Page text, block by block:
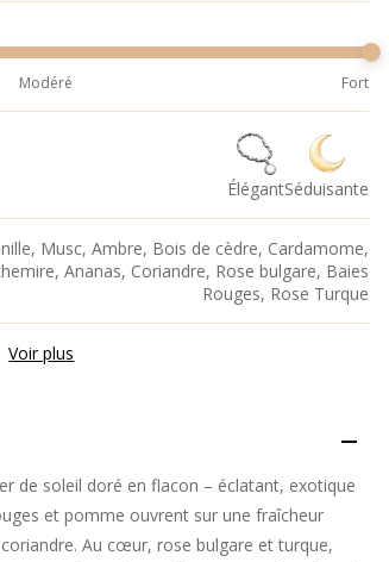
Modéré Fort
ÉlégantSéduisante
Musc, Ambre, Bois de cèdre, Cardamome,
Ananas, Coriandre, Rose bulgare, Baies
Rouges, Rose Turque
Voir plus
de soleil doré en flacon – éclatant, exotique
et pomme ouvrent sur une fraîcheur
Au cœur, rose bulgare et turque,